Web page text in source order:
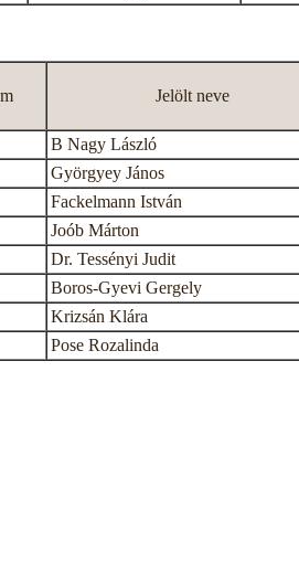
Jelölt neve
B Nagy László
Györgyey János
Fackelmann István
Joób Márton
Dr. Tessényi Judit
Boros-Gyevi Gergely
Krizsán Klára
Pose Rozalinda